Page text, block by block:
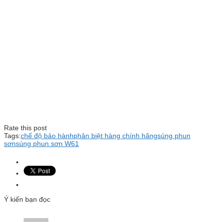
Rate this post
Tags:chế độ bảo hànhphân biệt hàng chính hãngsúng phun
sơnsúng phun sơn W61
Ý kiến bạn đọc